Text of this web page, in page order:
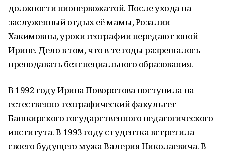
должности пионервожатой. После ухода на
заслуженный отдых её мамы, Розалии
Хакимовны, уроки географии передают юной
Ирине. Дело в том, что в те годы разрешалось
преподавать без специального образования.
В 1992 году Ирина Поворотова поступила на
естественно-географический факультет
Башкирского государственного педагогического
института. В 1993 году студентка встретила
своего будущего мужа Валерия Николаевича. В